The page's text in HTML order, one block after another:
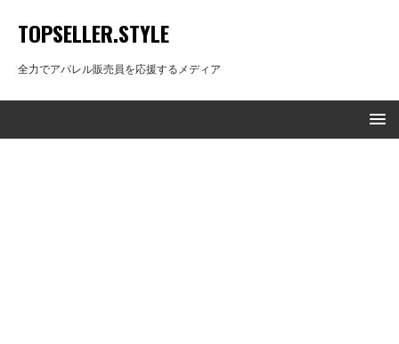
TOPSELLER.STYLE
全力でアパレル販売員を応援するメディア